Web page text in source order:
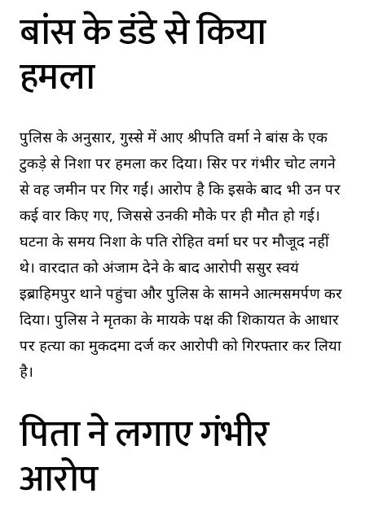
बांस के डंडे से किया
हमला
पुलिस के अनुसार, गुस्से में आए श्रीपति वर्मा ने बांस के एक
टुकड़े से निशा पर हमला कर दिया। सिर पर गंभीर चोट लगने
से वह जमीन पर गिर गईं। आरोप है कि इसके बाद भी उन पर
कई वार किए गए, जिससे उनकी मौके पर ही मौत हो गई।
घटना के समय निशा के पति रोहित वर्मा घर पर मौजूद नहीं
थे। वारदात को अंजाम देने के बाद आरोपी ससुर स्वयं
इब्राहिमपुर थाने पहुंचा और पुलिस के सामने आत्मसमर्पण कर
दिया। पुलिस ने मृतका के मायके पक्ष की शिकायत के आधार
पर हत्या का मुकदमा दर्ज कर आरोपी को गिरफ्तार कर लिया
है।
पिता ने लगाए गंभीर
आरोप